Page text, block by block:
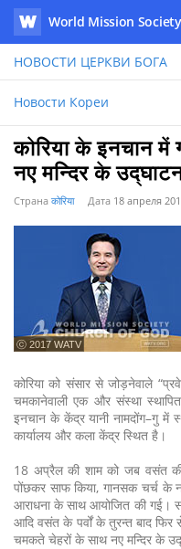
WATV
World Mission
НОВОСТИ ЦЕРКВИ БОГА
Новости Кореи
कोरिया के इनचान
नए मन्दिर के
Страна कोरिया Дата 18 апреля
ⓒ 2017 WATV
कोरिया को संसार से जोड़नेवाले
चमकानेवाली एक और संस्था
इनचान के केंद्र यानी नामदोंग–गु में
कार्यालय और कला केंद्र स्थित है।
18 अप्रैल की शाम को जब वसंत
पोंछकर साफ किया, गानसक चर्च के
आराधना के साथ आयोजित की गई।
आदि वसंत के पर्वों के तुरन्त बाद
चमकते चेहरों के साथ नए मन्दिर के